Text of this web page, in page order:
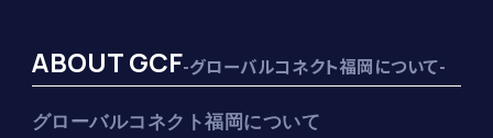
ABOUT GCF-グローバルコネクト福岡について-
グローバルコネクト福岡について